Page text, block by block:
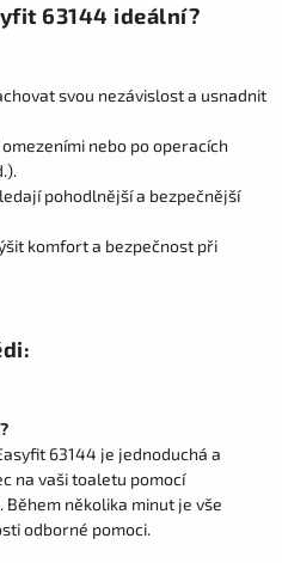
63144 ideální?
svou nezávislost a usnadnit
nebo po operacích
pohodlnější a bezpečnější
komfort a bezpečnost při
63144 je jednoduchá a
na vaši toaletu pomocí
několika minut je vše
odborné pomoci.